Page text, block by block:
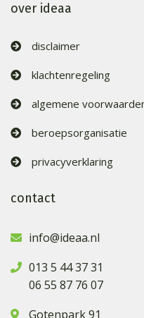
over ideaa
disclaimer
klachtenregeling
algemene
beroepsorganisatie
privacyverklaring
contact
info@ideaa.nl
013 5 44 37 31
06 55 87 76 07
Gotenpark 91